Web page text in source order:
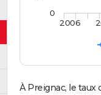
2006
0
À Preignac, le